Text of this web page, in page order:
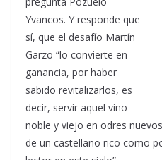
Yvancos. Y responde que
sí, que el desafío Martín
Garzo “lo convierte en
ganancia, por haber
sabido revitalizarlos, es
decir, servir aquel vino
noble y viejo en odres
de un castellano rico como